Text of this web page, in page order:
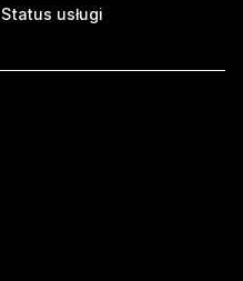
Status usługi